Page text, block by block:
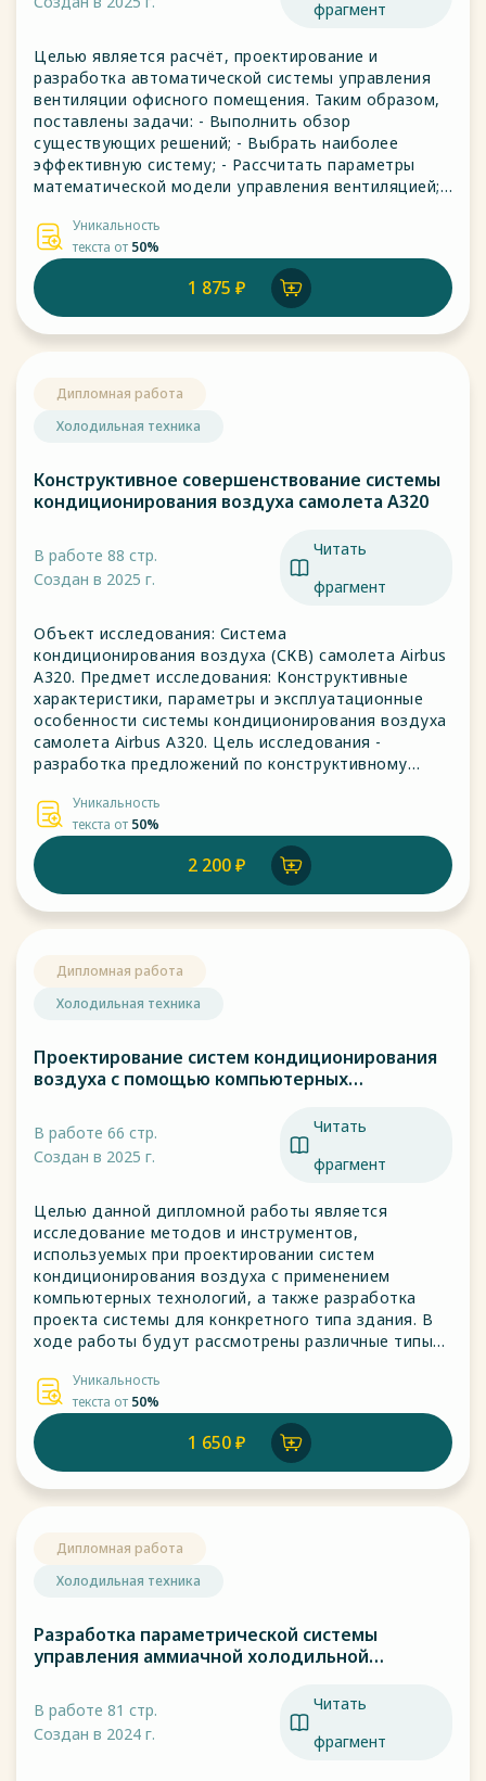
фрагмент
Целью является расчёт, проектирование и
разработка автоматической системы управления
вентиляции офисного помещения. Таким образом,
поставлены задачи: - Выполнить обзор
существующих решений; - Выбрать наиболее
эффективную систему; - Рассчитать параметры
математической модели управления вентиляцией; -
принципиальную схему автоматического
управления микроклиматом; - Выбрать
измерительные, управляющие, исполнительные
устройства; - Создать экран оператора.
Уникальность
текста от 50%
1 875 ₽
Дипломная работа
Холодильная техника
Конструктивное совершенствование системы
кондиционирования воздуха самолета А320
В работе 88 стр.
Создан в 2025 г.
Читать
фрагмент
Объект исследования: Система
кондиционирования воздуха (СКВ) самолета Airbus
A320. Предмет исследования: Конструктивные
характеристики, параметры и эксплуатационные
особенности системы кондиционирования воздуха
самолета Airbus A320. Цель исследования -
разработка предложений по конструктивному
воздуха самолета А-320
Уникальность
текста от 50%
2 200 ₽
Дипломная работа
Холодильная техника
Проектирование систем кондиционирования
воздуха с помощью компьютерных
В работе 66 стр.
Создан в 2025 г.
Читать
фрагмент
Целью данной дипломной работы является
исследование методов и инструментов,
используемых при проектировании систем
кондиционирования воздуха с применением
компьютерных технологий, а также разработка
проекта системы для конкретного типа здания. В
ходе работы будут рассмотрены различные типы
требований к ним, выполнены расчеты параметров
системы, а также представлены чертежи и схемы
на основе компьютерного моделирования.
Уникальность
текста от 50%
1 650 ₽
Дипломная работа
Холодильная техника
Разработка параметрической системы
управления аммиачной холодильной
В работе 81 стр.
Создан в 2024 г.
Читать
фрагмент